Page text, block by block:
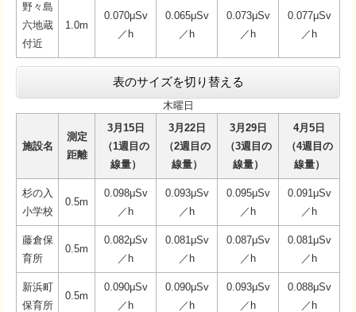
野々島
六地蔵
付近
1.0m
0.070μSv
／h
0.065μSv
／h
0.073μSv
／h
0.077μSv
／h
表のサイズを切り替える
木曜日
施設名
測定
距離
3月15日
（1週目の
線量）
3月22日
（2週目の
線量）
3月29日
（3週目の
線量）
4月5日
（4週目の
線量）
杉の入
小学校
0.5m
0.098μSv
／h
0.093μSv
／h
0.095μSv
／h
0.091μSv
／h
藤倉保
育所
0.5m
0.082μSv
／h
0.081μSv
／h
0.087μSv
／h
0.081μSv
／h
新浜町
保育所
0.5m
0.090μSv
／h
0.090μSv
／h
0.093μSv
／h
0.088μSv
／h